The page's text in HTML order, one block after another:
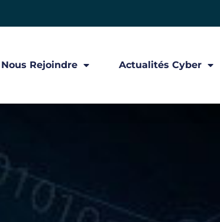
Nous Rejoindre Actualités Cyber